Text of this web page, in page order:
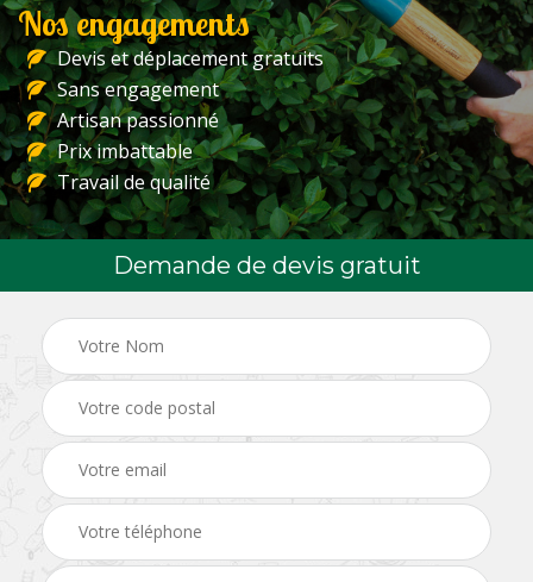
Nos engagements
Devis et déplacement gratuits
Sans engagement
Artisan passionné
Prix imbattable
Travail de qualité
Demande de devis gratuit